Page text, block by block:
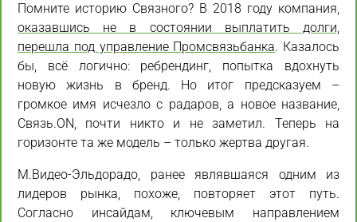
Помните историю Связного? В 2018 году компания,
оказавшись не в состоянии выплатить долги,
перешла под управление Промсвязьбанка. Казалось
бы, всё логично: ребрендинг, попытка вдохнуть
новую жизнь в бренд. Но итог предсказуем –
громкое имя исчезло с радаров, а новое название,
Связь.ON, почти никто и не заметил. Теперь на
горизонте та же модель – только жертва другая.
М.Видео-Эльдорадо, ранее являвшаяся одним из
лидеров рынка, похоже, повторяет этот путь.
Согласно инсайдам, ключевым направлением